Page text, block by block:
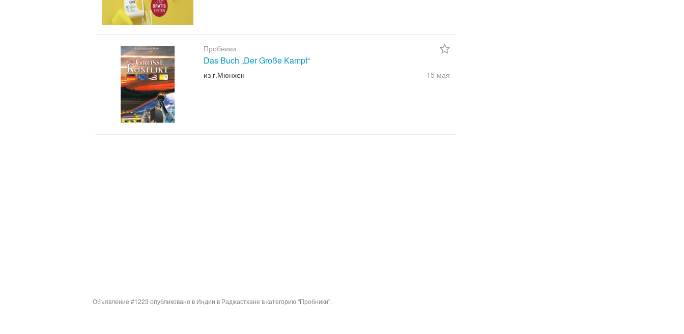
Пробники
Das Buch „Der Große Kampf“
из г.Мюнхен 15 мая
Объявление #1223 опубликовано в Индии в Раджастхане в категорию "Пробники".